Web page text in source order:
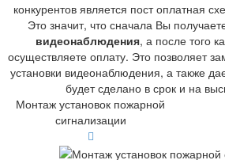
конкурентов является пост оплатная
Это значит, что сначала Вы
видеонаблюдения, а после того
осуществляете оплату. Это позволяет
установки видеонаблюдения, а также
будет сделано в срок и на
Монтаж установок пожарной
сигнализации